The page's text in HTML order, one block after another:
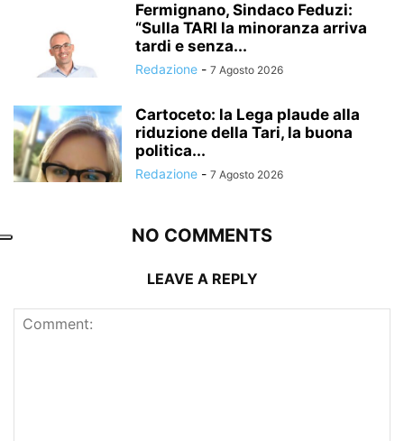
Fermignano, Sindaco Feduzi:
“Sulla TARI la minoranza arriva
tardi e senza...
Redazione - 7 Agosto 2026
Cartoceto: la Lega plaude alla
riduzione della Tari, la buona
politica...
Redazione - 7 Agosto 2026
NO COMMENTS
LEAVE A REPLY